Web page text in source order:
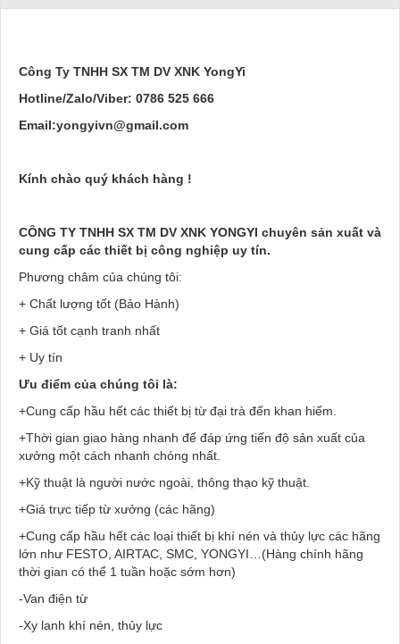
Công Ty TNHH SX TM DV XNK YongYi
Hotline/Zalo/Viber: 0786 525 666
Email:yongyivn@gmail.com
Kính chào quý khách hàng !
CÔNG TY TNHH SX TM DV XNK YONGYI chuyên sản xuất và
cung cấp các thiết bị công nghiệp uy tín.
Phương châm của chúng tôi:
+ Chất lượng tốt (Bảo Hành)
+ Giá tốt cạnh tranh nhất
+ Uy tín
Ưu điểm của chúng tôi là:
+Cung cấp hầu hết các thiết bị từ đại trà đến khan hiếm.
+Thời gian giao hàng nhanh để đáp ứng tiến độ sản xuất của
xưởng một cách nhanh chóng nhất.
+Kỹ thuật là người nước ngoài, thông thạo kỹ thuật.
+Giá trực tiếp từ xưởng (các hãng)
+Cung cấp hầu hết các loại thiết bị khí nén và thủy lực các hãng
lớn như FESTO, AIRTAC, SMC, YONGYI…(Hàng chính hãng
thời gian có thể 1 tuần hoặc sớm hơn)
-Van điện từ
-Xy lanh khí nén, thủy lực